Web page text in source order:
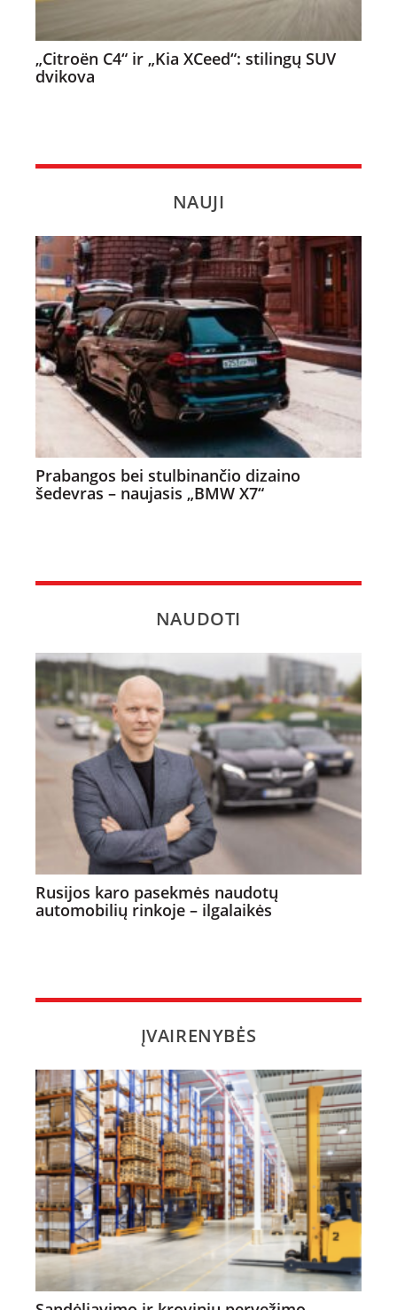
„Citroën C4“ ir „Kia XCeed“: stilingų SUV
dvikova
NAUJI
Prabangos bei stulbinančio dizaino
šedevras – naujasis „BMW X7“
NAUDOTI
Rusijos karo pasekmės naudotų
automobilių rinkoje – ilgalaikės
ĮVAIRENYBĖS